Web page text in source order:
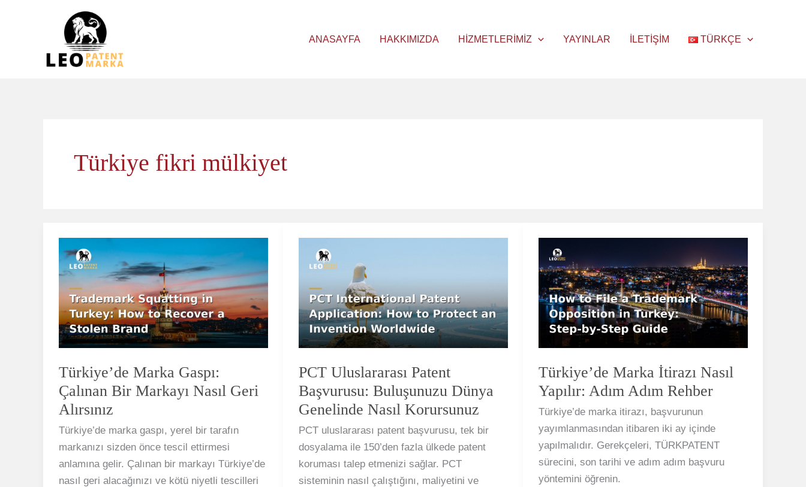
ANASAYFA HAKKIMIZDA HIZMETLERIMIZ YAYINLAR İLETIŞIM TÜRKÇE
Türkiye fikri mülkiyet
Türkiye’de Marka Gaspı:
Çalınan Bir Markayı Nasıl Geri
Alırsınız
Türkiye’de marka gaspı, yerel bir tarafın
markanızı sizden önce tescil ettirmesi
anlamına gelir. Çalınan bir markayı Türkiye’de
nasıl geri alacağınızı ve kötü niyetli tescilleri
Marka
Gaspı:
Çalınan
Bir
Markayı
Nasıl
Alırsınız
PCT Uluslararası Patent
Başvurusu: Buluşunuzu Dünya
Genelinde Nasıl Korursunuz
PCT uluslararası patent başvurusu, tek bir
dosyalama ile 150’den fazla ülkede patent
koruması talep etmenizi sağlar. PCT
sisteminin nasıl çalıştığını, maliyetini ve
Uluslararası
Başvurusu:
Buluşunuzu
Dünya
Genelinde
Korursunuz
Türkiye’de Marka İtirazı Nasıl
Yapılır: Adım Adım Rehber
Türkiye’de marka itirazı, başvurunun
yayımlanmasından itibaren iki ay içinde
yapılmalıdır. Gerekçeleri, TÜRKPATENT
sürecini, son tarihi ve adım adım başvuru
yöntemini öğrenin.
Marka
İtirazı
Nasıl
Yapılır:
Adım
Adım